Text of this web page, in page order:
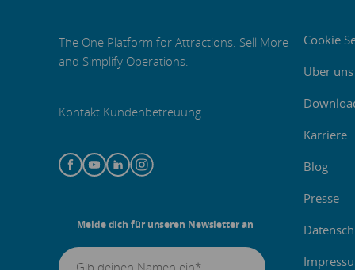
The One Platform for Attractions. Sell More
and Simplify Operations.
Kontakt Kundenbetreuung
Melde dich für unseren Newsletter an
Cookie
Über uns
Karriere
Blog
Presse